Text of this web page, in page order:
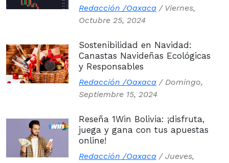
Redacción /Oaxaca / Viernes,
Octubre 25, 2024
Sostenibilidad en Navidad:
Canastas Navideñas Ecológicas
y Responsables
Redacción /Oaxaca / Domingo,
Septiembre 15, 2024
Reseña 1Win Bolivia: ¡disfruta,
juega y gana con tus apuestas
online!
Redacción /Oaxaca / Jueves,